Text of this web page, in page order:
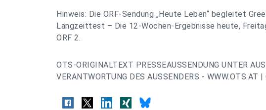
Hinweis: Die ORF-Sendung „Heute Leben“ begleitet
Langzeittest – Die 12-Wochen-Ergebnisse heute,
ORF 2.
OTS-ORIGINALTEXT PRESSEAUSSENDUNG UNTER
VERANTWORTUNG DES AUSSENDERS - WWW.OTS.AT |